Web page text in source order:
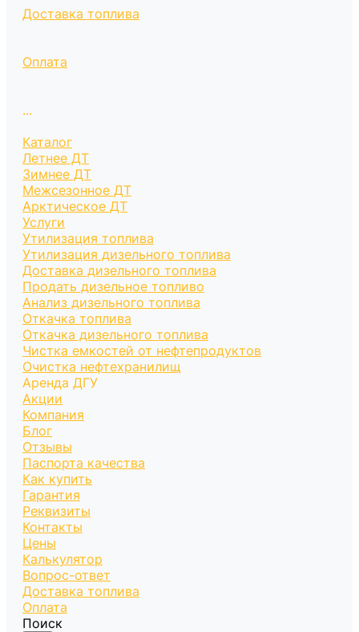
Доставка топлива
Оплата
...
Каталог
Летнее ДТ
Зимнее ДТ
Межсезонное ДТ
Арктическое ДТ
Услуги
Утилизация топлива
Утилизация дизельного топлива
Доставка дизельного топлива
Продать дизельное топливо
Анализ дизельного топлива
Откачка топлива
Откачка дизельного топлива
Чистка емкостей от нефтепродуктов
Очистка нефтехранилищ
Аренда ДГУ
Акции
Компания
Блог
Отзывы
Паспорта качества
Как купить
Гарантия
Реквизиты
Контакты
Цены
Калькулятор
Вопрос-ответ
Доставка топлива
Оплата
Поиск